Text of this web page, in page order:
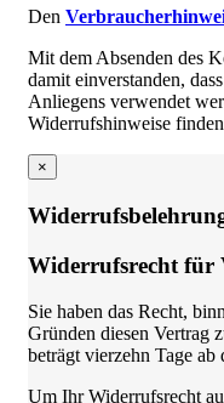
Den
Mit dem Absenden des
damit einverstanden,
Anliegens verwendet
Widerrufshinweise
×
Widerrufsrecht für
Sie haben das Recht,
Gründen diesen Vertrag
beträgt vierzehn Tage ab
Um Ihr Widerrufsrecht